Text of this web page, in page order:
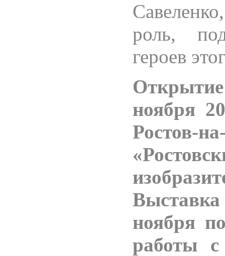
роль,
героев
ноября
Ростов-
ноября
работы